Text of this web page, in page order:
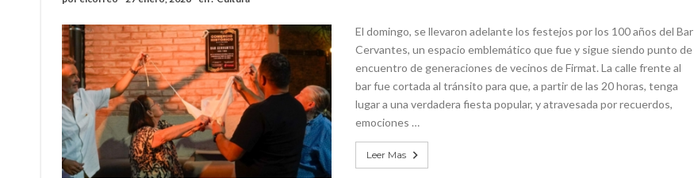
Distinguieron a Ramiro Maldonado, el campeón juvenil de malambo de Los Quirquinchos
El domingo, se llevaron adelante los festejos por los 100 años del Bar
Cervantes, un espacio emblemático que fue y sigue siendo punto de
encuentro de generaciones de vecinos de Firmat. La calle frente al
bar fue cortada al tránsito para que, a partir de las 20 horas, tenga
lugar a una verdadera fiesta popular, y atravesada por recuerdos,
emociones …
Leer Mas